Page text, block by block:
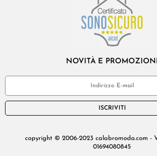
NOVITÀ E PROMOZIONI
ISCRIVITI
copyright © 2006-2023 calabromoda.com -
01694080845